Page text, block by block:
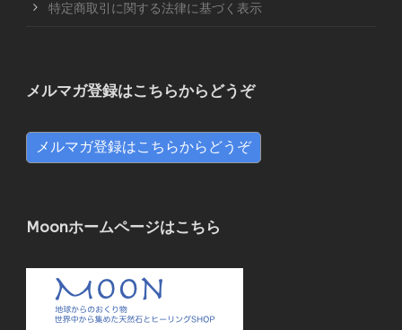
特定商取引に関する法律に基づく表示
メルマガ登録はこちらからどうぞ
メルマガ登録はこちらからどうぞ
Moonホームページはこちら